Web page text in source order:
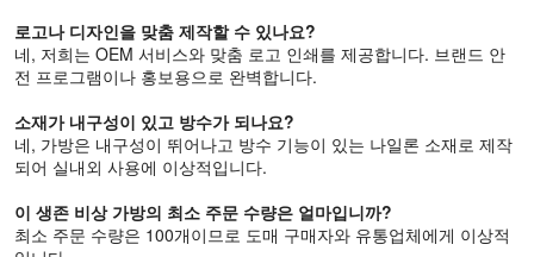
로고나 디자인을 맞춤 제작할 수 있나요?
네, 저희는 OEM 서비스와 맞춤 로고 인쇄를 제공합니다. 브랜드 안
전 프로그램이나 홍보용으로 완벽합니다.
소재가 내구성이 있고 방수가 되나요?
네, 가방은 내구성이 뛰어나고 방수 기능이 있는 나일론 소재로 제작
되어 실내외 사용에 이상적입니다.
이 생존 비상 가방의 최소 주문 수량은 얼마입니까?
최소 주문 수량은 100개이므로 도매 구매자와 유통업체에게 이상적